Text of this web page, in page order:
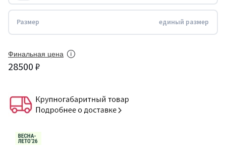
Размер единый размер
Финальная цена
28500 ₽